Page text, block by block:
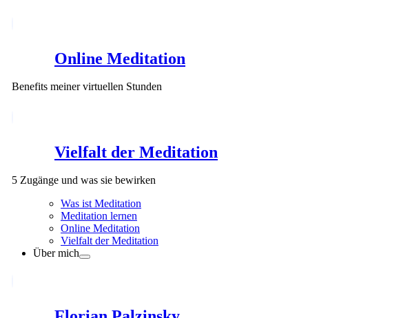
Online Meditation
Benefits meiner virtuellen Stunden
Vielfalt der Meditation
5 Zugänge und was sie bewirken
Was ist Meditation
Meditation lernen
Online Meditation
Vielfalt der Meditation
Über mich